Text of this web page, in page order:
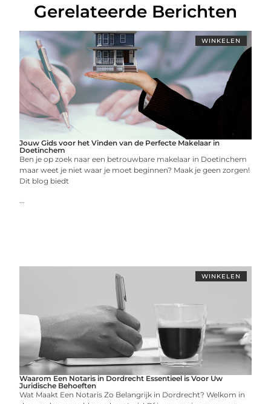
Gerelateerde Berichten
WINKELEN
Jouw Gids voor het Vinden van de Perfecte Makelaar in
Doetinchem
Ben je op zoek naar een betrouwbare makelaar in Doetinchem
maar weet je niet waar je moet beginnen? Maak je geen zorgen!
Dit blog biedt
...
WINKELEN
Waarom Een Notaris in Dordrecht Essentieel is Voor Uw
Juridische Behoeften
Wat Maakt Een Notaris Zo Belangrijk in Dordrecht? Welkom in